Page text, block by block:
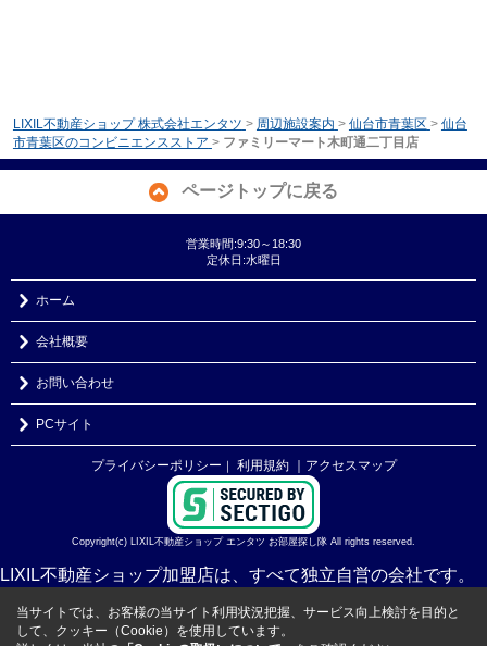
LIXIL不動産ショップ 株式会社エンタツ > 周辺施設案内 > 仙台市青葉区 > 仙台
市青葉区のコンビニエンスストア > ファミリーマート木町通二丁目店
ページトップに戻る
営業時間:9:30～18:30
定休日:水曜日
ホーム
会社概要
お問い合わせ
PCサイト
プライバシーポリシー ｜ 利用規約 ｜アクセスマップ
Copyright(c) LIXIL不動産ショップ エンタツ お部屋探し隊 All rights reserved.
LIXIL不動産ショップ加盟店は、すべて独立自営の会社です。
当サイトでは、お客様の当サイト利用状況把握、サービス向上検討を目的と
して、クッキー（Cookie）を使用しています。